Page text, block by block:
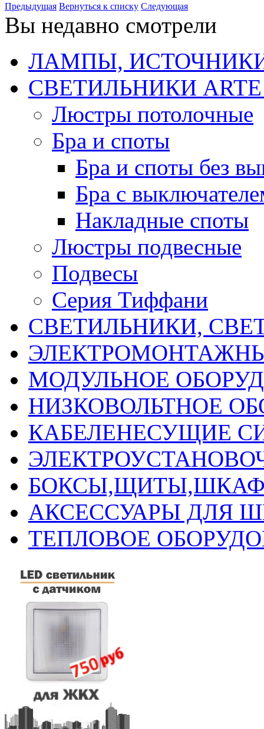
Предыдущая Вернуться к списку Следующая
Вы недавно смотрели
ЛАМПЫ,
СВЕТИЛЬНИКИ ARTE
Люстры потолочные
Бра и споты
Бра и споты без
Бра с
Накладные споты
Люстры подвесные
Подвесы
Серия Тиффани
СВЕТИЛЬНИКИ,
МОДУЛЬНОЕ
НИЗКОВОЛЬТНОЕ
КАБЕЛЕНЕСУЩИЕ
АКСЕССУАРЫ ДЛЯ
ТЕПЛОВОЕ